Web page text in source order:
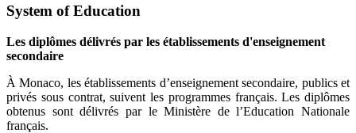
System of Education
Les diplômes délivrés par les établissements d'enseignement
secondaire
À Monaco, les établissements d’enseignement secondaire, publics et
privés sous contrat, suivent les programmes français. Les diplômes
obtenus sont délivrés par le Ministère de l’Education Nationale
français.